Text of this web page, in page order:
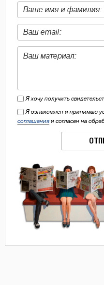
Я хочу получить
Я ознакомлен и принимаю
соглашения и согласен на